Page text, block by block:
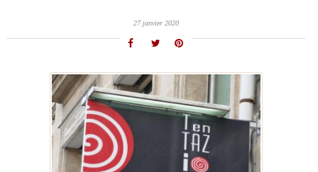
27 janvier 2020